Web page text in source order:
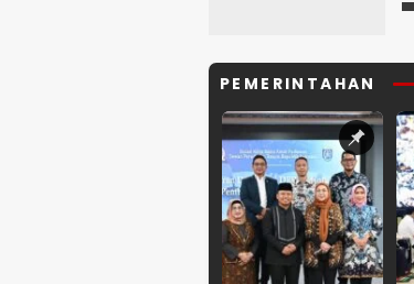
PEMERINTAHAN